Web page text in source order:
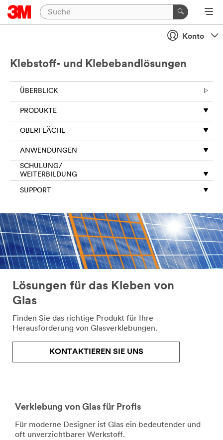
schließen
UNS
Vielen
für
Anfrage
3M.
Informationen,
die
Sie
Formular
angeben,
werden
verwendet,
um
Ihre
per
E-
Mail
oder
Telefon
Ihrer
zu
kontaktieren.
Konto
Klebstoff- und Klebebandlösungen
ÜBERBLICK
PRODUKTE
OBERFLÄCHE
ANWENDUNGEN
SCHULUNG/
WEITERBILDUNG
SUPPORT
Lösungen für das Kleben von
Glas
Finden Sie das richtige Produkt für Ihre
Herausforderung von Glasverklebungen.
KONTAKTIEREN SIE UNS
Verklebung von Glas für Profis
Für moderne Designer ist Glas ein bedeutender und
oft unverzichtbarer Werkstoff.